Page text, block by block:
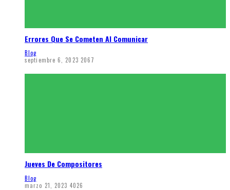
Errores Que Se Cometen Al Comunicar
Blog
septiembre 6, 2023 2067
Jueves De Compositores
Blog
marzo 21, 2023 4026